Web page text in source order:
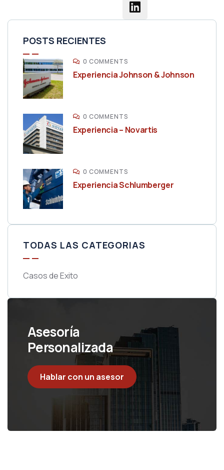
POSTS RECIENTES
0 COMMENTS
Experiencia Johnson & Johnson
0 COMMENTS
Experiencia – Novartis
0 COMMENTS
Experiencia Schlumberger
TODAS LAS CATEGORIAS
Casos de Exito
Asesoría
Personalizada
Hablar con un asesor